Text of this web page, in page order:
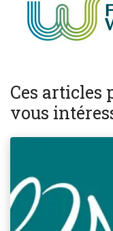
Ces articles
vous